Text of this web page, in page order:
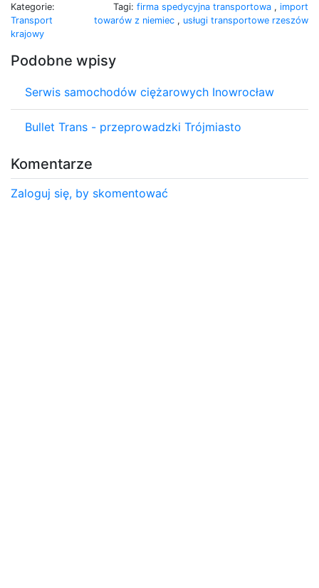
Kategorie:
Transport
krajowy
Tagi: firma spedycyjna transportowa , import
towarów z niemiec , usługi transportowe rzeszów
Podobne wpisy
Serwis samochodów ciężarowych Inowrocław
Bullet Trans - przeprowadzki Trójmiasto
Komentarze
Zaloguj się, by skomentować